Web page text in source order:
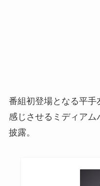
番組初登場となる平手
感じさせるミディアム
披露。